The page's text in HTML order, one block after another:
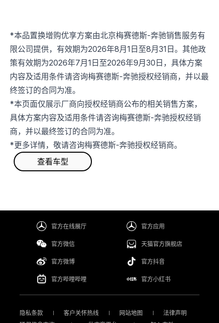
*本品置换增购优享方案由北京梅赛德斯-奔驰销售服务有
限公司提供，有效期为2026年8月1日至8月31日。其他政
策有效期为2026年7月1日至2026年9月30日，具体方案
内容及适用条件请咨询梅赛德斯-奔驰授权经销商，并以最
终签订的合同为准。
*本页面仅展示厂商向授权经销商公布的相关销售方案，
具体方案内容及适用条件请咨询梅赛德斯-奔驰授权经销
商，并以最终签订的合同为准。
*更多详情，敬请咨询梅赛德斯-奔驰授权经销商。
查看车型
隐私条款 | 客户关怀热线 | 网站地图 |
法律声明
官方在线展厅 官方应用
官方微信 天猫官方旗舰店
官方微博 官方抖音
官方哔哩哔哩 官方小红书